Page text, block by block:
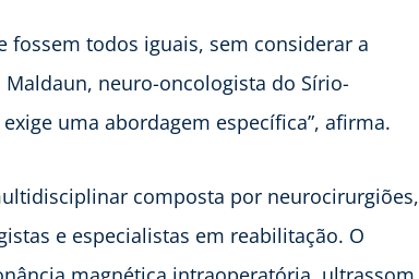
todos iguais, sem considerar a
neuro-oncologista do Sírio-
uma abordagem específica”, afirma.
composta por neurocirurgiões,
e especialistas em reabilitação. O